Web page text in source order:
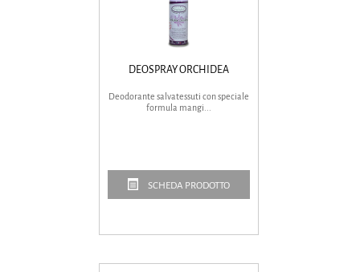
DEOSPRAY ORCHIDEA
Deodorante salvatessuti con speciale
formula mangi...
SCHEDA PRODOTTO